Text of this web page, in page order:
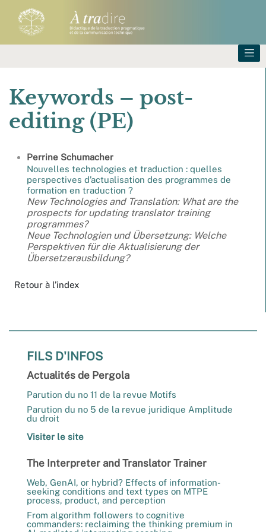
Keywords – post-
editing (PE)
Perrine Schumacher
Nouvelles technologies et traduction : quelles
perspectives d’actualisation des programmes de
formation en traduction ?
New Technologies and Translation: What are the
prospects for updating translator training
programmes?
Neue Technologien und Übersetzung: Welche
Perspektiven für die Aktualisierung der
Übersetzerausbildung?
Retour à l’index
FILS D'INFOS
Actualités de Pergola
Parution du no 11 de la revue Motifs
Parution du no 5 de la revue juridique Amplitude
du droit
Visiter le site
The Interpreter and Translator Trainer
Web, GenAI, or hybrid? Effects of information-
seeking conditions and text types on MTPE
process, product, and perception
From algorithm followers to cognitive
commanders: reclaiming the thinking premium in